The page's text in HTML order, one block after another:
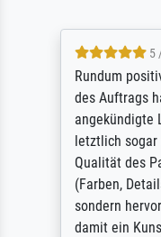
5
Rundum
des Auftrags
angekündigte
letztlich
Qualität des
(Farben,
sondern
damit ein